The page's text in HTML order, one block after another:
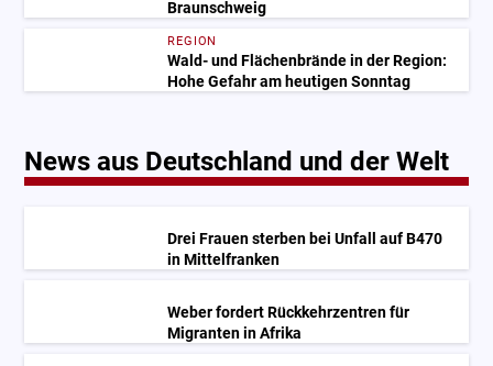
Braunschweig
REGION
Wald- und Flächenbrände in der Region:
Hohe Gefahr am heutigen Sonntag
News aus Deutschland und der Welt
Drei Frauen sterben bei Unfall auf B470
in Mittelfranken
Weber fordert Rückkehrzentren für
Migranten in Afrika